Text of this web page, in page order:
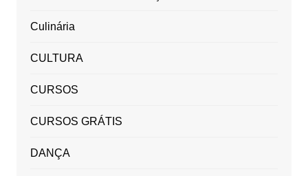
Culinária
CULTURA
CURSOS
CURSOS GRÁTIS
DANÇA